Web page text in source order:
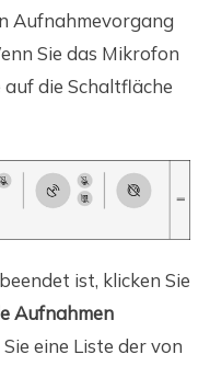
Aufnahmevorgang
Sie das Mikrofon
auf die Schaltfläche
ist, klicken Sie
Aufnahmen
eine Liste der von